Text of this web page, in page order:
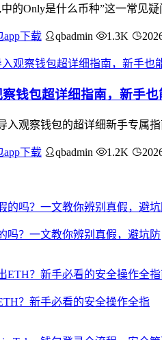
中的Only是什么币种”这一常见
app下载 qbadmin 1.3K
钱包超详细指南，新手
入观察钱包的超详细新手专属
app下载 qbadmin 1.2K
吗？一文教你辨别真假，避坑防
？新手必看的安全操作全指